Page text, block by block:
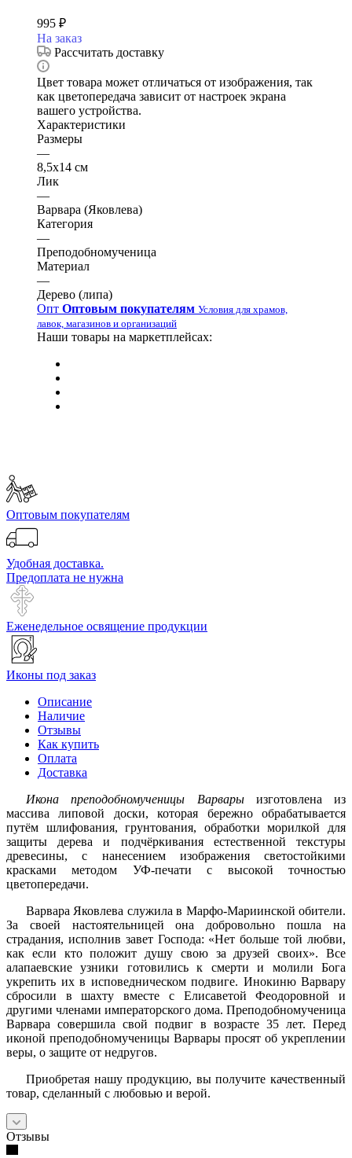
995 ₽
На заказ
Рассчитать доставку
Цвет товара может отличаться от изображения, так
как цветопередача зависит от настроек экрана
вашего устройства.
Характеристики
Размеры
—
8,5х14 см
Лик
—
Варвара (Яковлева)
Категория
—
Преподобномученица
Материал
—
Дерево (липа)
Опт Оптовым покупателям Условия для храмов,
лавок, магазинов и организаций
Наши товары на маркетплейсах:
Оптовым покупателям
Удобная доставка.
Предоплата не нужна
Еженедельное освящение продукции
Иконы под заказ
Описание
Наличие
Отзывы
Как купить
Оплата
Доставка
Икона преподобномученицы Варварыизготовлена из
массива липовой доски, которая бережно обрабатывается
путём шлифования, грунтования, обработки морилкой для
защиты дерева и подчёркивания естественной текстуры
древесины, с нанесением изображения светостойкими
красками методом УФ-печати с высокой точностью
цветопередачи.
Варвара Яковлева служила в Марфо-Мариинской обители.
За своей настоятельницей она добровольно пошла на
страдания, исполнив завет Господа: «Нет больше той любви,
как если кто положит душу свою за друзей своих». Все
алапаевские узники готовились к смерти и молили Бога
укрепить их в исповедническом подвиге. Инокиню Варвару
сбросили в шахту вместе с Елисаветой Феодоровной и
другими членами императорского дома. Преподобномученица
Варвара совершила свой подвиг в возрасте 35 лет. Перед
иконой преподобномученицы Варвары просят об укреплении
веры, о защите от недругов.
Приобретая нашу продукцию, вы получите качественный
товар, сделанный с любовью и верой.
Отзывы